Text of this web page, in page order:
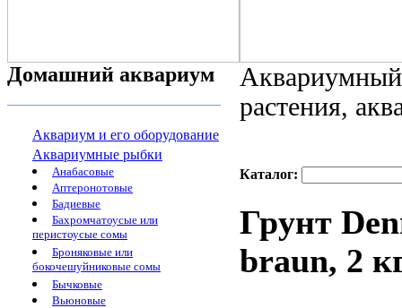
Домашний аквариум
Аквариум и его оборудование
Аквариумные рыбки
Анабасовые
Аптеронотовые
Бадиевые
Бахромчатоусые или
перистоусые сомы
Броняковые или
бокочешуйниковые сомы
Бычковые
Вьюновые
растения,
Каталог:
Грунт
braun, 2